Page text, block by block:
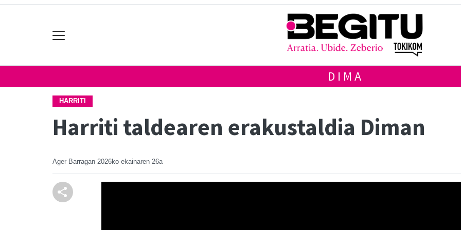
DIMA
HARRITI
Harriti taldearen erakustaldia Diman
Ager Barragan 2026ko ekainaren 26a